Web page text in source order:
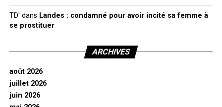
TD' dans Landes : condamné pour avoir incité sa femme à
se prostituer
ARCHIVES
août 2026
juillet 2026
juin 2026